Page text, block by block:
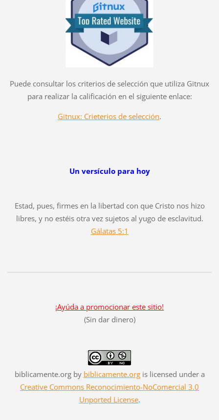
Puede consultar los criterios de selección que utiliza Gitnux
para realizar la calificación en el siguiente enlace:
Gitnux: Crieterios de selección.
Un versículo para hoy
Estad, pues, firmes en la libertad con que Cristo nos hizo
libres, y no estéis otra vez sujetos al yugo de esclavitud.
Gálatas 5:1
¡Ayúda a promocionar este sitio!
(Sin dar dinero)
biblicamente.orgby biblicamente.orgis licensed under a
Creative Commons Reconocimiento-NoComercial 3.0
Unported License.